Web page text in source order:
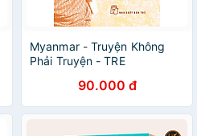
Myanmar - Truyện Không
Phải Truyện - TRE
90.000 đ